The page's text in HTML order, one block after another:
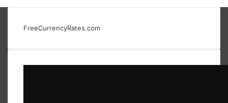
FreeCurrencyRates.com